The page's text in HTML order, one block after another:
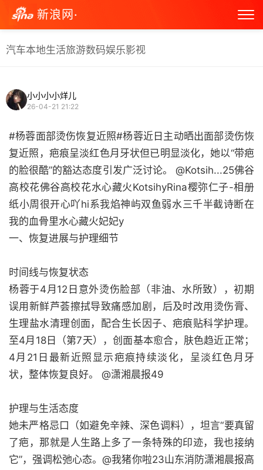
新浪网·
汽车本地生活旅游数码娱乐影视
小小小小烊儿
26-04-21 21:22
#杨蓉面部烫伤恢复近照#杨蓉近日主动晒出面部烫伤恢
复近照，疤痕呈淡红色月牙状但已明显淡化，她以“带疤
的脸很酷”的豁达态度引发广泛讨论。 @Kotsih...25佛谷
高校花佛谷高校花水心藏火KotsihyRina樱弥仁子-相册
纸小周很开心吖hi系我焰神屿双鱼弱水三千半截诗断在
我的血骨里水心藏火妃妃y
一、恢复进展与护理细节
时间线与恢复状态
杨蓉于4月12日意外烫伤脸部（非油、水所致），初期
误用新鲜芦荟擦拭导致痛感加剧，后及时改用烫伤膏、
生理盐水清理创面，配合生长因子、疤痕贴科学护理。
至4月18日（第7天），创面基本愈合，肤色趋近正常；
4月21日最新近照显示疤痕持续淡化，呈淡红色月牙
状，整体恢复良好。 @潇湘晨报49
护理与生活态度
她未严格忌口（如避免辛辣、深色调料），坦言“要真留
了疤，那就是人生路上多了一条特殊的印迹，我也接纳
它”，强调松弛心态。@我猪你啦23山东消防潇湘晨报高